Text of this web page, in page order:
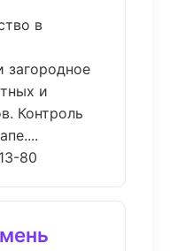
в
загородное
и
Контроль
80